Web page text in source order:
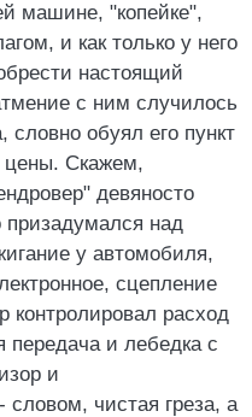
машине, "копейке",
и как только у него
настоящий
с ним случилось
словно обуял его пункт
цены. Скажем,
девяносто
призадумался над
у автомобиля,
сцепление
контролировал расход
передача и лебедка с
и
словом, чистая греза, а